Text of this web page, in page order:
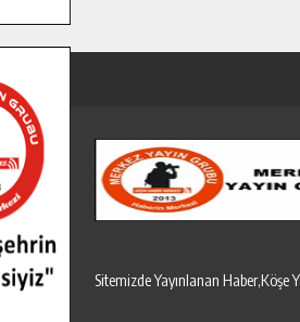
Sitemizde Yayınlanan Haber,Köşe